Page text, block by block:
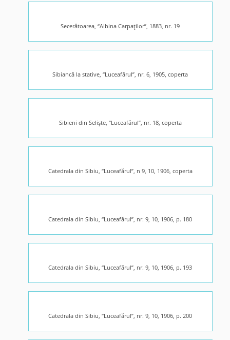
Secerătoarea, “Albina Carpaţilor”, 1883, nr. 19
Sibiancă la stative, “Luceafărul”, nr. 6, 1905, coperta
Sibieni din Selişte, “Luceafărul”, nr. 18, coperta
Catedrala din Sibiu, “Luceafărul”, n 9, 10, 1906, coperta
Catedrala din Sibiu, “Luceafărul”, nr. 9, 10, 1906, p. 180
Catedrala din Sibiu, “Luceafărul”, nr. 9, 10, 1906, p. 193
Catedrala din Sibiu, “Luceafărul”, nr. 9, 10, 1906, p. 200